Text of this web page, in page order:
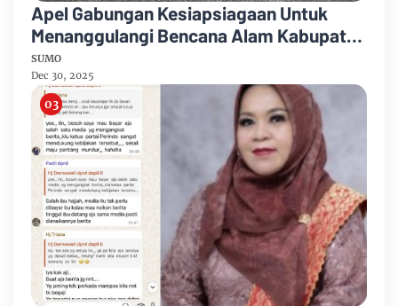
Apel Gabungan Kesiapsiagaan Untuk
Menanggulangi Bencana Alam Kabupaten
Bengkalis
SUMO
Dec 30, 2025